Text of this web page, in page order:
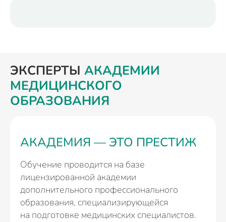
ЭКСПЕРТЫ АКАДЕМИИ
МЕДИЦИНСКОГО
ОБРАЗОВАНИЯ
АКАДЕМИЯ — ЭТО ПРЕСТИЖ
Обучение проводится на базе
лицензированной академии
дополнительного профессионального
образования, специализирующейся
на подготовке медицинских специалистов.